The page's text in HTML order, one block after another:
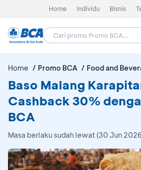
Home Individu Bisnis
Home Promo BCA Food and
Baso Malang
Cashback 30%
BCA
Masa berlaku sudah lewat (30 Jun